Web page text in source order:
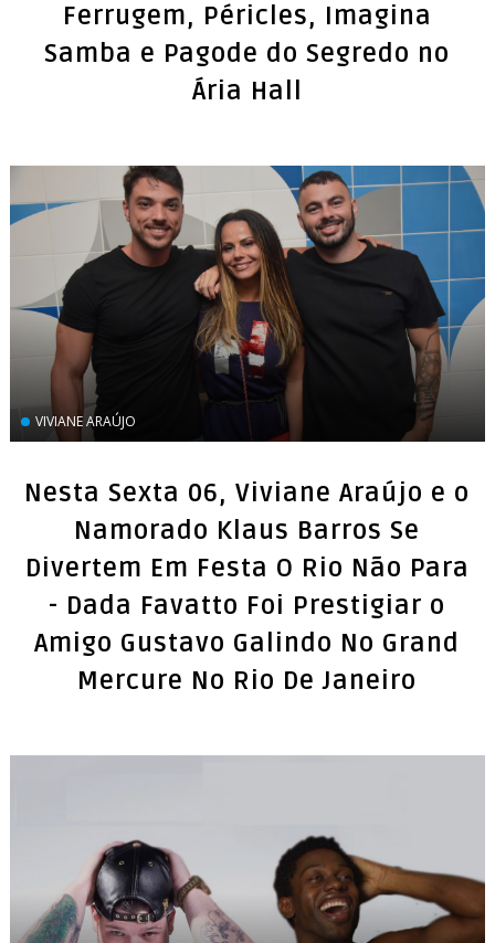
Ferrugem, Péricles, Imagina
Samba e Pagode do Segredo no
Ária Hall
VIVIANE ARAÚJO
Nesta Sexta 06, Viviane Araújo e o
Namorado Klaus Barros Se
Divertem Em Festa O Rio Não Para
- Dada Favatto Foi Prestigiar o
Amigo Gustavo Galindo No Grand
Mercure No Rio De Janeiro